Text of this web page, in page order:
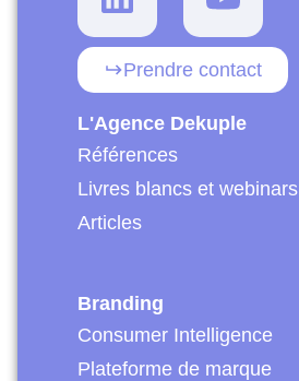
Prendre contact
L'Agence Dekuple
Références
Livres blancs et webinars
Articles
Branding
Consumer Intelligence
Plateforme de marque